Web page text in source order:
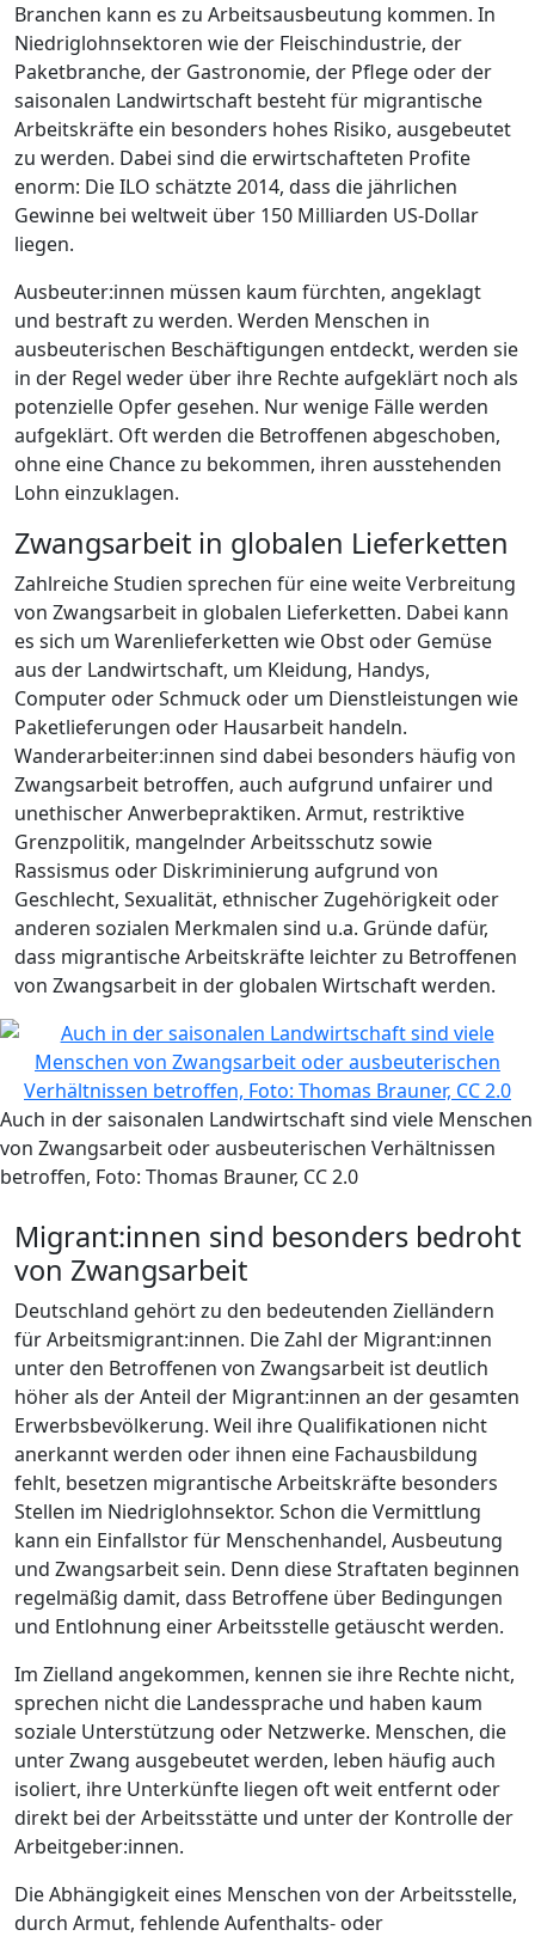
Branchen kann es zu Arbeitsausbeutung kommen. In
Niedriglohnsektoren wie der Fleischindustrie, der
Paketbranche, der Gastronomie, der Pflege oder der
saisonalen Landwirtschaft besteht für migrantische
Arbeitskräfte ein besonders hohes Risiko, ausgebeutet
zu werden. Dabei sind die erwirtschafteten Profite
enorm: Die ILO schätzte 2014, dass die jährlichen
Gewinne bei weltweit über 150 Milliarden US-Dollar
liegen.
Ausbeuter:innen müssen kaum fürchten, angeklagt
und bestraft zu werden. Werden Menschen in
ausbeuterischen Beschäftigungen entdeckt, werden sie
in der Regel weder über ihre Rechte aufgeklärt noch als
potenzielle Opfer gesehen. Nur wenige Fälle werden
aufgeklärt. Oft werden die Betroffenen abgeschoben,
ohne eine Chance zu bekommen, ihren ausstehenden
Lohn einzuklagen.
Zwangsarbeit in globalen Lieferketten
Zahlreiche Studien sprechen für eine weite Verbreitung
von Zwangsarbeit in globalen Lieferketten. Dabei kann
es sich um Warenlieferketten wie Obst oder Gemüse
aus der Landwirtschaft, um Kleidung, Handys,
Computer oder Schmuck oder um Dienstleistungen wie
Paketlieferungen oder Hausarbeit handeln.
Wanderarbeiter:innen sind dabei besonders häufig von
Zwangsarbeit betroffen, auch aufgrund unfairer und
unethischer Anwerbepraktiken. Armut, restriktive
Grenzpolitik, mangelnder Arbeitsschutz sowie
Rassismus oder Diskriminierung aufgrund von
Geschlecht, Sexualität, ethnischer Zugehörigkeit oder
anderen sozialen Merkmalen sind u.a. Gründe dafür,
dass migrantische Arbeitskräfte leichter zu Betroffenen
von Zwangsarbeit in der globalen Wirtschaft werden.
Auch in der saisonalen Landwirtschaft sind viele Menschen
von Zwangsarbeit oder ausbeuterischen Verhältnissen
betroffen, Foto: Thomas Brauner, CC 2.0
Migrant:innen sind besonders bedroht
von Zwangsarbeit
Deutschland gehört zu den bedeutenden Zielländern
für Arbeitsmigrant:innen. Die Zahl der Migrant:innen
unter den Betroffenen von Zwangsarbeit ist deutlich
höher als der Anteil der Migrant:innen an der gesamten
Erwerbsbevölkerung. Weil ihre Qualifikationen nicht
anerkannt werden oder ihnen eine Fachausbildung
fehlt, besetzen migrantische Arbeitskräfte besonders
Stellen im Niedriglohnsektor. Schon die Vermittlung
kann ein Einfallstor für Menschenhandel, Ausbeutung
und Zwangsarbeit sein. Denn diese Straftaten beginnen
regelmäßig damit, dass Betroffene über Bedingungen
und Entlohnung einer Arbeitsstelle getäuscht werden.
Im Zielland angekommen, kennen sie ihre Rechte nicht,
sprechen nicht die Landessprache und haben kaum
soziale Unterstützung oder Netzwerke. Menschen, die
unter Zwang ausgebeutet werden, leben häufig auch
isoliert, ihre Unterkünfte liegen oft weit entfernt oder
direkt bei der Arbeitsstätte und unter der Kontrolle der
Arbeitgeber:innen.
Die Abhängigkeit eines Menschen von der Arbeitsstelle,
durch Armut, fehlende Aufenthalts- oder